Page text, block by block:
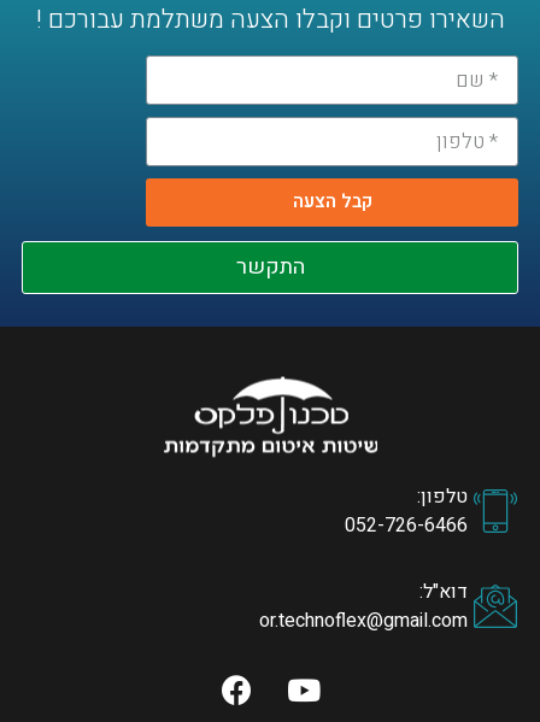
השאירו פרטים וקבלו הצעה משתלמת עבורכם !
קבל הצעה
התקשר
טלפון:
052-726-6466
דוא"ל:
or.technoflex@gmail.com